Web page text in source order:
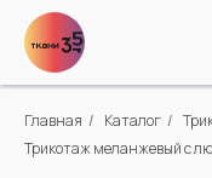
Главная / Каталог /
Трикотаж меланжевый с